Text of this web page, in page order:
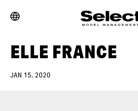
ELLE FRANCE
JAN 15, 2020